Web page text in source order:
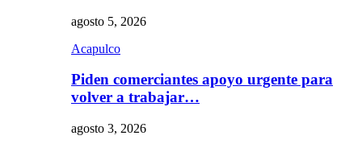
agosto 5, 2026
Acapulco
Piden comerciantes apoyo urgente para
volver a trabajar…
agosto 3, 2026